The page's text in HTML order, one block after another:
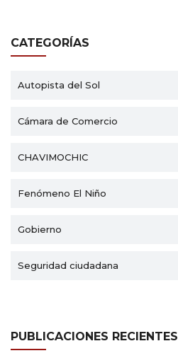
CATEGORÍAS
Autopista del Sol
Cámara de Comercio
CHAVIMOCHIC
Fenómeno El Niño
Gobierno
Seguridad ciudadana
PUBLICACIONES RECIENTES